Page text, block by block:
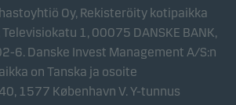
Oy, Rekisteröity kotipaikka
1, 00075 DANSKE BANK,
6. Danske Invest Management A/S:n
on Tanska ja osoite
1577 København V. Y-tunnus